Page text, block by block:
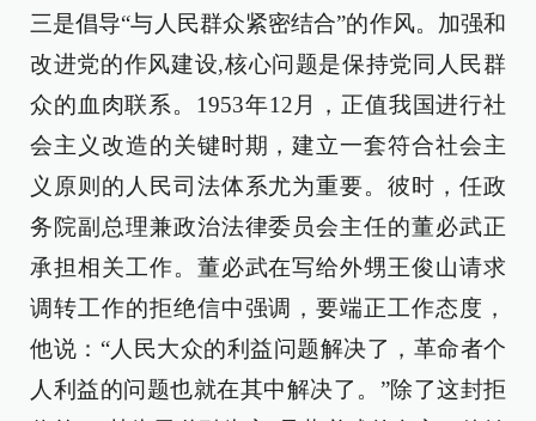
三是倡导“与人民群众紧密结合”的作风。加强和
改进党的作风建设,核心问题是保持党同人民群
众的血肉联系。1953年12月，正值我国进行社
会主义改造的关键时期，建立一套符合社会主
义原则的人民司法体系尤为重要。彼时，任政
务院副总理兼政治法律委员会主任的董必武正
承担相关工作。董必武在写给外甥王俊山请求
调转工作的拒绝信中强调，要端正工作态度，
他说：“人民大众的利益问题解决了，革命者个
人利益的问题也就在其中解决了。”除了这封拒